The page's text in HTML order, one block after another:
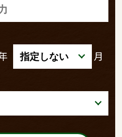
月